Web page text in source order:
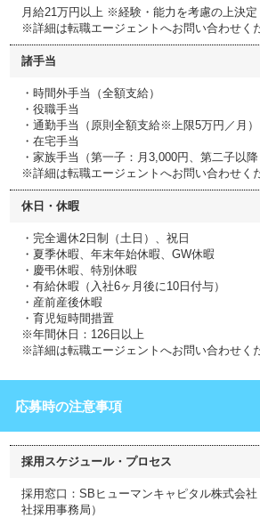
月給21万円以上 ※経験・能力を考慮の上決定
※詳細は転職エージェントへお問い合わせく
諸手当
・時間外手当（全額支給）
・役職手当
・通勤手当（原則全額支給※上限5万円／月）
・在宅手当
・家族手当（第一子：月3,000円、第二子以降
※詳細は転職エージェントへお問い合わせく
休日・休暇
・完全週休2日制（土日）、祝日
・夏季休暇、年末年始休暇、GW休暇
・慶弔休暇、特別休暇
・有給休暇（入社6ヶ月後に10日付与）
・産前産後休暇
・育児短時間措置
※年間休日：126日以上
※詳細は転職エージェントへお問い合わせく
応募時の注意事項
採用スケジュール・プロセス
採用窓口：SBヒューマンキャピタル株式会
社採用事務局）